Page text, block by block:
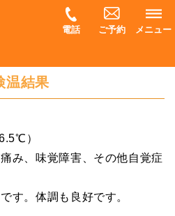
電話 ご予約 メニュー
温結果
）
み、味覚障害、その他自覚症
す。体調も良好です。